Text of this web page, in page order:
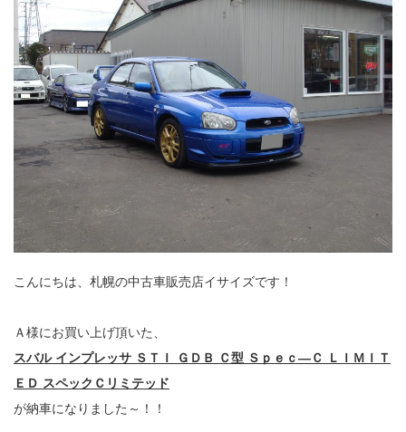
こんにちは、札幌の中古車販売店イサイズです！
Ａ様にお買い上げ頂いた、
スバル インプレッサ ＳＴＩ ＧＤＢ Ｃ型 Ｓｐｅｃ―Ｃ ＬＩＭＩＴ
ＥＤ スペックＣリミテッド
が納車になりました～！！